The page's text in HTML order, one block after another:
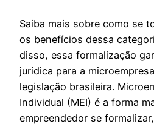
Saiba mais sobre como se
os benefícios dessa
disso, essa formalização
jurídica para a
legislação brasileira.
Individual (MEI) é a forma
empreendedor se